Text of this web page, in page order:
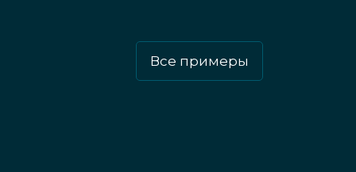
которые
Все примеры